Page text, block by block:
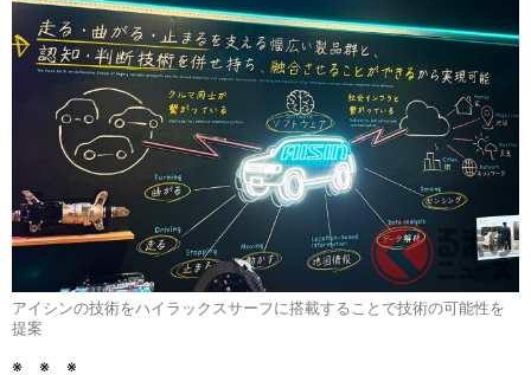
アイシンの技術をハイラックスサーフに搭載することで技術の可能性を
提案
※ ※ ※